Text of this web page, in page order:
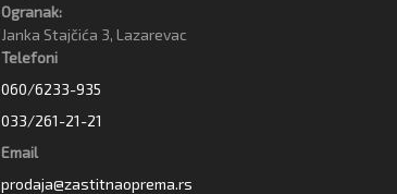
Ogranak:
Janka Stajčića 3, Lazarevac
Telefoni
060/6233-935
033/261-21-21
Email
prodaja@zastitnaoprema.rs